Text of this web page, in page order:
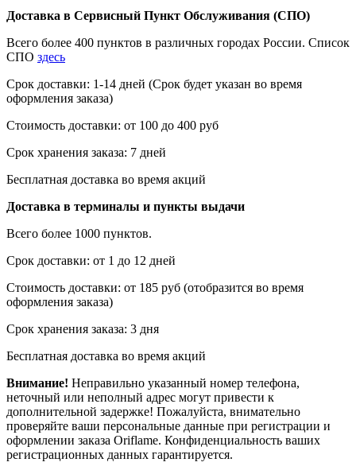
Доставка в Сервисный Пункт Обслуживания (СПО)
Всего более 400 пунктов в различных городах России. Список
СПО здесь
Срок доставки: 1-14 дней (Срок будет указан во время
оформления заказа)
Стоимость доставки: от 100 до 400 руб
Срок хранения заказа: 7 дней
Бесплатная доставка во время акций
Доставка в терминалы и пункты выдачи
Всего более 1000 пунктов.
Срок доставки: от 1 до 12 дней
Стоимость доставки: от 185 руб (отобразится во время
оформления заказа)
Срок хранения заказа: 3 дня
Бесплатная доставка во время акций
Внимание! Неправильно указанный номер телефона,
неточный или неполный адрес могут привести к
дополнительной задержке! Пожалуйста, внимательно
проверяйте ваши персональные данные при регистрации и
оформлении заказа Oriflame. Конфиденциальность ваших
регистрационных данных гарантируется.